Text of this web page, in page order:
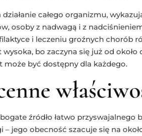
całego organizmu,
osoby z nadwagą i z
i leczeniu groźnych chorób
bo zaczyna się już od około
być dostępny dla każdego.
źródło łatwo przyswajalnego
jego obecność szacuje się na